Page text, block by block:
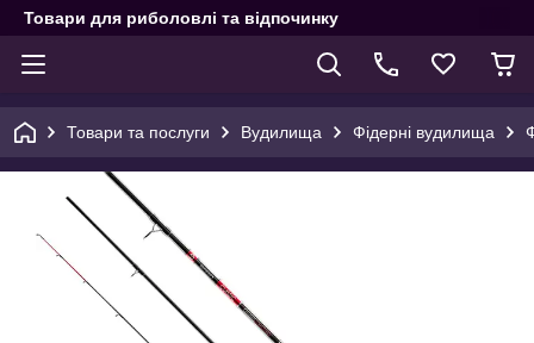
Товари для риболовлі та відпочинку
Товари та послуги Вудилища Фідерні вудилища